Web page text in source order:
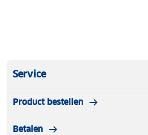
Service
Product bestellen
Betalen